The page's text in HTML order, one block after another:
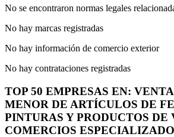
No se encontraron normas legales
No hay marcas registradas
No hay información de comercio exterior
No hay contrataciones registradas
TOP 50 EMPRESAS EN:
MENOR DE ARTÍCULOS DE
PINTURAS Y PRODUCTOS DE
COMERCIOS